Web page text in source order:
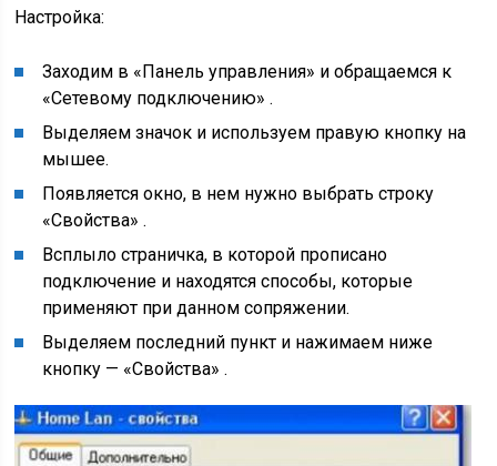
Настройка:
Заходим в «Панель управления» и обращаемся к
«Сетевому подключению» .
Выделяем значок и используем правую кнопку на
мышее.
Появляется окно, в нем нужно выбрать строку
«Свойства» .
Всплыло страничка, в которой прописано
подключение и находятся способы, которые
применяют при данном сопряжении.
Выделяем последний пункт и нажимаем ниже
кнопку — «Свойства» .